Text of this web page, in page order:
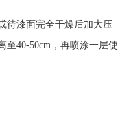
待漆面完全干燥后加大压
至40-50cm，再喷涂一层使